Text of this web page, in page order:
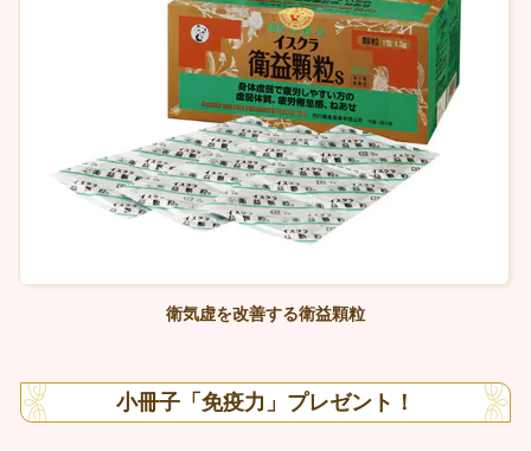
衛気虚を改善する衛益顆粒
小冊子「免疫力」プレゼント！